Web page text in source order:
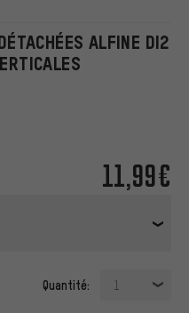
ALFINE DI2
11,99€
Quantité: 1